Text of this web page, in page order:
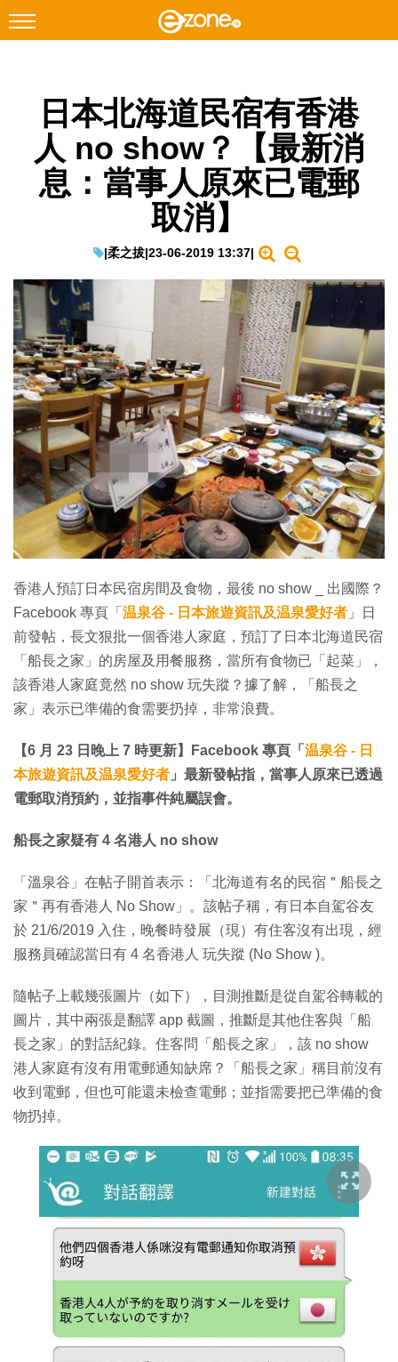
Facebook Instagram
科技焦點
網絡生活
EduTech
IT Times
生成式AI與雲端應用
Enterprise Digital Transformation
特集
日本北海道民宿有香港
人 no show？【最新消
息：當事人原來已電郵
取消】
|柔之拔|23-06-2019 13:37|
香港人預訂日本民宿房間及食物，最後 no show _ 出國際？
Facebook 專頁「 温泉谷 - 日本旅遊資訊及温泉愛好者 」日
前發帖，長文狠批一個香港人家庭，預訂了日本北海道民宿
「船長之家」的房屋及用餐服務，當所有食物已「起菜」，
該香港人家庭竟然 no show 玩失蹤？據了解，「船長之
家」表示已準備的食需要扔掉，非常浪費。
【6 月 23 日晚上 7 時更新】Facebook 專頁「 温泉谷 - 日
本旅遊資訊及温泉愛好者 」最新發帖指，當事人原來已透過
電郵取消預約，並指事件純屬誤會。
船長之家疑有 4 名港人 no show
「溫泉谷」在帖子開首表示：「北海道有名的民宿＂船長之
家＂再有香港人 No Show」。該帖子稱，有日本自駕谷友
於 21/6/2019 入住，晚餐時發展（現）有住客沒有出現，經
服務員確認當日有 4 名香港人 玩失蹤 (No Show )。
隨帖子上載幾張圖片（如下），目測推斷是從自駕谷轉載的
圖片，其中兩張是翻譯 app 截圖，推斷是其他住客與「船
長之家」的對話紀錄。住客問「船長之家」，該 no show
港人家庭有沒有用電郵通知缺席？「船長之家」稱目前沒有
收到電郵，但也可能還未檢查電郵；並指需要把已準備的食
物扔掉。